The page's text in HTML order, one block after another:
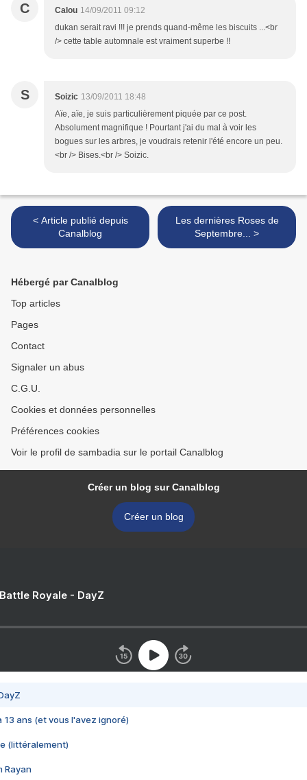
C Calou 14/09/2011 09:12
dukan serait ravi !!! je prends quand-même les biscuits ...<br
/> cette table automnale est vraiment superbe !!
S Soizic 13/09/2011 18:48
Aïe, aïe, je suis particulièrement piquée par ce post.
Absolument magnifique ! Pourtant j'ai du mal à voir les
bogues sur les arbres, je voudrais retenir l'été encore un peu.
<br /> Bises.<br /> Soizic.
< Article publié depuis
Canalblog
Les dernières Roses de
Septembre... >
Hébergé par Canalblog
Top articles
Pages
Contact
Signaler un abus
C.G.U.
Cookies et données personnelles
Préférences cookies
Voir le profil de sambadia sur le portail Canalblog
Créer un blog sur Canalblog
Créer un blog
Royale - DayZ
13 ans (et vous l'avez ignoré)
(littéralement)
Rayan